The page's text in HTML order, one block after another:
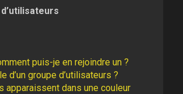
puis-je en rejoindre un ?
d’un groupe d’utilisateurs ?
apparaissent dans une couleur